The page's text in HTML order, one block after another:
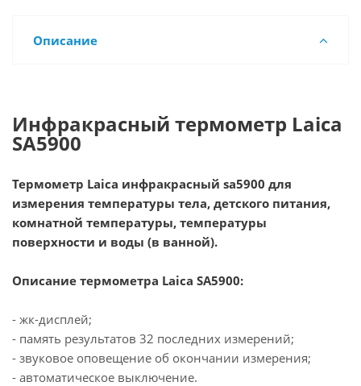
Описание
Инфракрасный термометр Laica
SA5900
Термометр Laica инфракрасный sa5900 для
измерения температуры тела, детского питания,
комнатной температуры, температуры
поверхности и воды (в ванной).
Описание термометра Laica SA5900:
- жк-дисплей;
- память результатов 32 последних измерений;
- звуковое оповещение об окончании измерения;
- автоматическое выключение.